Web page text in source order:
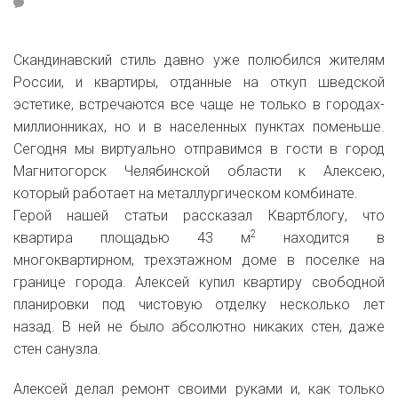
Скандинавский стиль давно уже полюбился жителям
России, и квартиры, отданные на откуп шведской
эстетике, встречаются все чаще не только в городах-
миллионниках, но и в населенных пунктах поменьше.
Сегодня мы виртуально отправимся в гости в город
Магнитогорск Челябинской области к Алексею,
который работает на металлургическом комбинате.
Герой нашей статьи рассказал Квартблогу, что
квартира площадью 43 м2 находится в
многоквартирном, трехэтажном доме в поселке на
границе города. Алексей купил квартиру свободной
планировки под чистовую отделку несколько лет
назад. В ней не было абсолютно никаких стен, даже
стен санузла.
Алексей делал ремонт своими руками и, как только